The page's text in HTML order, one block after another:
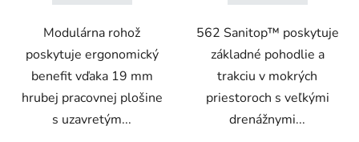
Modulárna rohož
poskytuje ergonomický
benefit vďaka 19 mm
hrubej pracovnej plošine
s uzavretým...
562 Sanitop™ poskytuje
základné pohodlie a
trakciu v mokrých
priestoroch s veľkými
drenážnymi...